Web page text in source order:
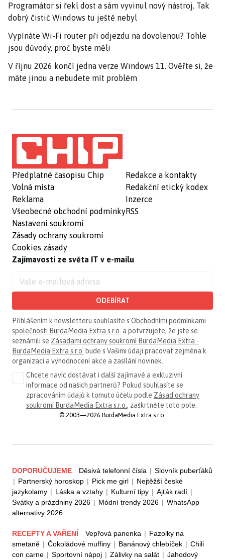
Programátor si řekl dost a sám vyvinul nový nástroj. Tak
dobrý čistič Windows tu ještě nebyl
Vypínáte Wi-Fi router při odjezdu na dovolenou? Tohle
jsou důvody, proč byste měli
V říjnu 2026 končí jedna verze Windows 11. Ověřte si, že
máte jinou a nebudete mít problém
Předplatné časopisu Chip
Volná místa
Reklama
Všeobecné obchodní podmínky
Nastavení soukromí
Zásady ochrany soukromí
Cookies zásady
Redakce a kontakty
Redakční etický kodex
Inzerce
RSS
Zajímavosti ze světa IT v e-mailu
ODEBÍRAT
Přihlášením k newsletteru souhlasíte s Obchodními podmínkami
společnosti BurdaMedia Extra s.r.o. a potvrzujete, že jste se
seznámili se Zásadami ochrany soukromí BurdaMedia Extra -
BurdaMedia Extra s.r.o. bude s Vašimi údaji pracovat zejména k
organizaci a vyhodnocení akce a zasílání novinek.
Chcete navíc dostávat i další zajímavé a exkluzivní
informace od našich partnerů? Pokud souhlasíte se
zpracováním údajů k tomuto účelu podle Zásad ochrany
soukromí BurdaMedia Extra s.r.o. , zaškrtněte toto pole.
© 2003—2026 BurdaMedia Extra s.r.o.
DOPORUČUJEME Děsivá telefonní čísla | Slovník puberťáků
| Partnerský horoskop | Pick me girl | Nejtěžší české
jazykolamy | Láska a vztahy | Kulturní tipy | Ajťák radí |
Svátky a prázdniny 2026 | Módní trendy 2026 | WhatsApp
alternativy 2026
RECEPTY A VAŘENÍ Vepřová panenka | Fazolky na
smetaně | Čokoládové muffiny | Banánový chlebíček | Chili
con carne | Sportovní nápoj | Zálivky na salát | Jahodový